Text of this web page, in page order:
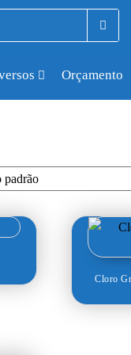
Orçamento
Cloro